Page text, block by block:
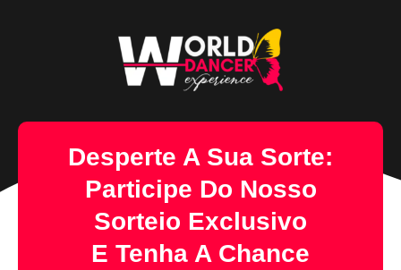
Desperte A Sua Sorte:
Participe Do Nosso
Sorteio Exclusivo
E Tenha A Chance